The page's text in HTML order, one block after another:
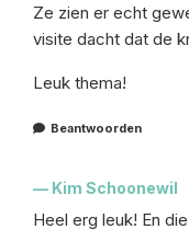
Ze zien er echt
visite dacht dat de
Leuk thema!
Beantwoorden
Kim Schoonewil
Heel erg leuk! En